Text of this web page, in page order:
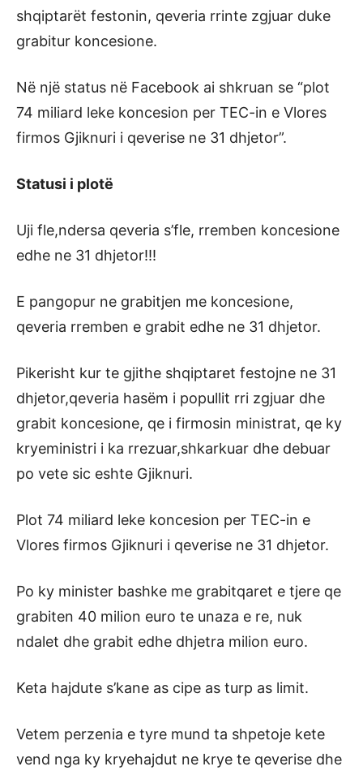
shqiptarët festonin, qeveria rrinte zgjuar duke
grabitur koncesione.
Në një status në Facebook ai shkruan se “plot
74 miliard leke koncesion per TEC-in e Vlores
firmos Gjiknuri i qeverise ne 31 dhjetor”.
Statusi i plotë
Uji fle,ndersa qeveria s’fle, rremben koncesione
edhe ne 31 dhjetor!!!
E pangopur ne grabitjen me koncesione,
qeveria rremben e grabit edhe ne 31 dhjetor.
Pikerisht kur te gjithe shqiptaret festojne ne 31
dhjetor,qeveria hasëm i popullit rri zgjuar dhe
grabit koncesione, qe i firmosin ministrat, qe ky
kryeministri i ka rrezuar,shkarkuar dhe debuar
po vete sic eshte Gjiknuri.
Plot 74 miliard leke koncesion per TEC-in e
Vlores firmos Gjiknuri i qeverise ne 31 dhjetor.
Po ky minister bashke me grabitqaret e tjere qe
grabiten 40 milion euro te unaza e re, nuk
ndalet dhe grabit edhe dhjetra milion euro.
Keta hajdute s’kane as cipe as turp as limit.
Vetem perzenia e tyre mund ta shpetoje kete
vend nga ky kryehajdut ne krye te qeverise dhe